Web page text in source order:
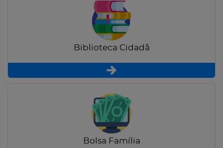
Biblioteca Cidadã
Bolsa Família